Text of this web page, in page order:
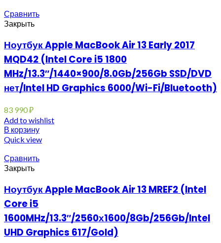
Сравнить
Закрыть
Ноутбук Apple MacBook Air 13 Early 2017
MQD42 (Intel Core i5 1800
MHz/13.3″/1440×900/8.0Gb/256Gb SSD/DVD
нет/Intel HD Graphics 6000/Wi-Fi/Bluetooth)
83 990₽
Add to wishlist
В корзину
Quick view
Сравнить
Закрыть
Ноутбук Apple MacBook Air 13 MREF2 (Intel
Core i5
1600MHz/13.3″/2560х1600/8Gb/256Gb/Intel
UHD Graphics 617/Gold)